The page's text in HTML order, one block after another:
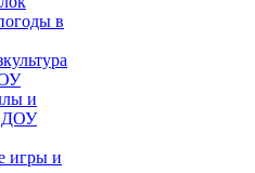
в
и
ДОУ
игры и